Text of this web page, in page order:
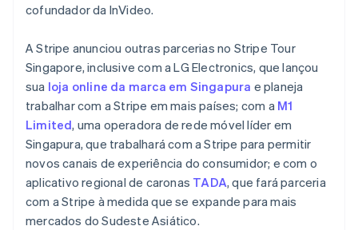
cofundador da InVideo.
A Stripe anunciou outras parcerias no Stripe Tour
Singapore, inclusive com a LG Electronics, que lançou
sua loja online da marca em Singapura e planeja
trabalhar com a Stripe em mais países; com a M1
Limited, uma operadora de rede móvel líder em
Singapura, que trabalhará com a Stripe para permitir
novos canais de experiência do consumidor; e com o
aplicativo regional de caronas TADA, que fará parceria
com a Stripe à medida que se expande para mais
mercados do Sudeste Asiático.
Países Baixos
Polônia
English
Portugal
PortuguêsEnglish
RAE de Hong Kong, China
English简体中文
Reino Unido
English
República Tcheca
English
Romênia
English